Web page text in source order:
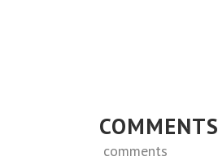
COMMENTS
comments